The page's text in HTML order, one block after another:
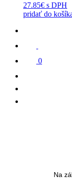
27.85€ s DPH
pridať do
0
Na